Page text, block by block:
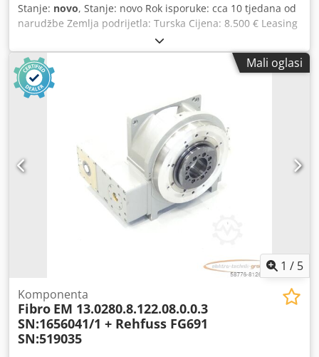
Stanje: novo, Stanje: novo Rok isporuke: cca 10 tjedana od
narudžbe Zemlja podrijetla: Turska Cijena: 8.500 € Leasing
rata: 164,05 € Promjer lista pile: 350 mm Dimenzije lista
pile: 350x32x63 mm Brzina lista pile: 45 / 80 o/min Kut
nagiba lijevo: 45° Kut nagiba desno: 45° Kapacitet rezanja
pri 0° okruglo: 115 mm / kvadratno Kapacitet rezanja pri
45° desno okruglo: 110 mm / kvadratno Kapacitet rezanja
pri 45° lijevo okruglo: 110 mm / kvadratno Motor: 5,85 kW
Širina: 1.100 mm Duljina: 1.000 mm Visina: 1.400 mm
Težina: 300 kg Poluautomatska kružna pila Visoka
proizvodna učinkovitost, idealna za pojedinačne komade i
male serije Visokoučinkovit prijenos Kućište od lijevanog
željeza Nožni prekidač Hidropneumatski pomak glave pile
za ravnomjerno spuštanje i optimalno vođenje reza
Pneumatska stezna glava 2 brzine rezanja Podesivi hod
desno do 45° lijevo List pile nije uključen OPCIJA: List pile
Mali oglasi
1 / 5
Komponenta
Fibro EM 13.0280.8.122.08.0.0.3
SN:1656041/1 + Rehfuss FG691
SN:519035